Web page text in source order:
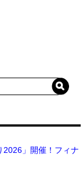
2026」開催！フィナ